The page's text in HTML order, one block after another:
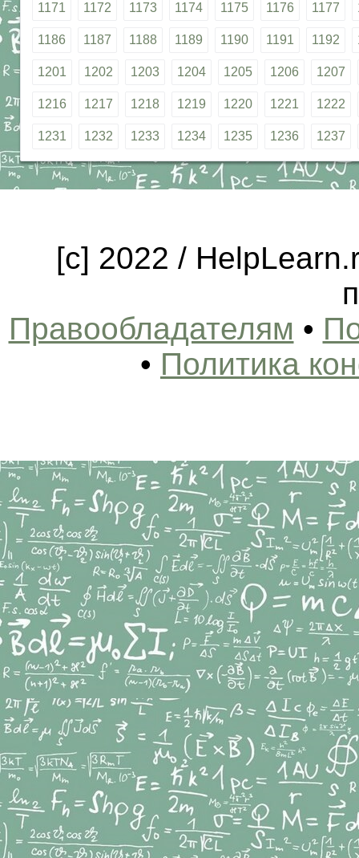
1171 1172 1173 1174 1175 1176 1177
1186 1187 1188 1189 1190 1191 1192
1201 1202 1203 1204 1205 1206 1207
1216 1217 1218 1219 1220 1221 1222
1231 1232 1233 1234 1235 1236 1237
[c] 2022 /
Правообладателям •
• Политика